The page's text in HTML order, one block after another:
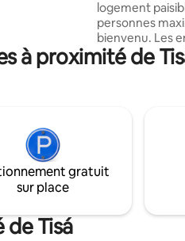
logement
personnes
bienvenu. Les
d'espace.
détente-
équipée.3
séparées.
scooter + 2
pour enfants.
à proximité de
gratuit
sur place
Tisá